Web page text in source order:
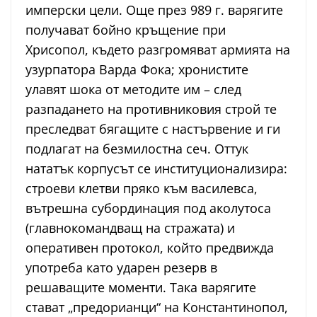
имперски цели. Още през 989 г. варягите
получават бойно кръщение при
Хрисопол, където разгромяват армията на
узурпатора Варда Фока; хронистите
улавят шока от методите им – след
разпадането на противниковия строй те
преследват бягащите с настървение и ги
подлагат на безмилостна сеч. Оттук
нататък корпусът се институционализира:
строеви клетви пряко към василевса,
вътрешна субординация под аколутоса
(главнокомандващ на стражата) и
оперативен протокол, който предвижда
употреба като ударен резерв в
решаващите моменти. Така варягите
стават „предорианци“ на Константинопол,